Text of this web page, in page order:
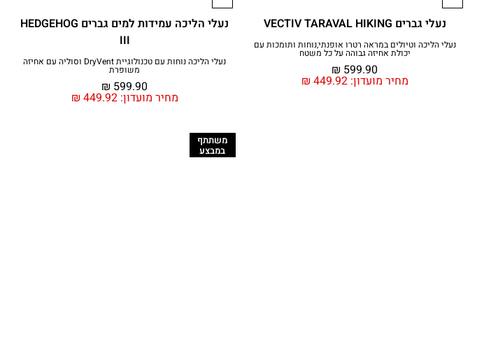
נעלי גברים VECTIV TARAVAL HIKING
נעלי הליכה וטיולים במראה רטרו אופנתי,נוחות ותומכות עם
יכולת אחיזה גבוהה על כל משטח
מחיר מועדון: ₪ 449.92
₪ 599.90
נעלי הליכה עמידות למים גברים HEDGEHOG
III
נעלי הליכה נוחות עם טכנולוגיית DryVent וסוליה עם אחיזה
משופרת
מחיר מועדון: ₪ 449.92
₪ 599.90
משתתף
במבצע